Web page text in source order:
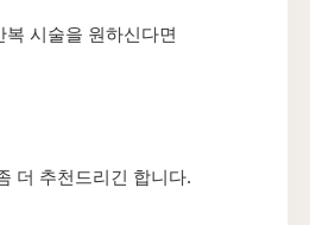
시술을 원하신다면
더 추천드리긴 합니다.